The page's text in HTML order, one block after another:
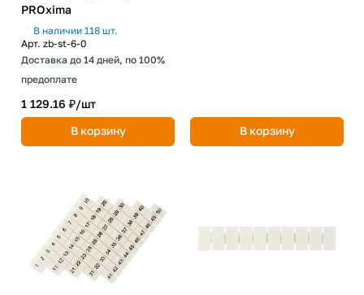
PROxima
В наличии 118 шт.
Арт. zb-st-6-0
Доставка до 14 дней, по 100%
предоплате
1 129.16 ₽/шт
В корзину
В корзину